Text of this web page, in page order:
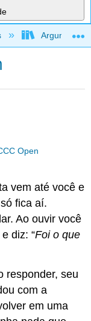
Open
vem até você e
fica aí.
Ao ouvir você
diz: “Foi o que
responder, seu
com a
em uma